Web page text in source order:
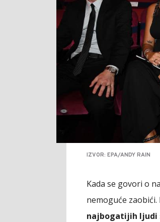
IZVOR: EPA/ANDY RAIN
Kada se govori o
nemoguće
najbogatijih ljudi